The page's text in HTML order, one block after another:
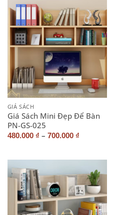
GIÁ SÁCH
Giá Sách Mini Đẹp Để Bàn
PN-GS-025
480.000 ₫ – 700.000 ₫